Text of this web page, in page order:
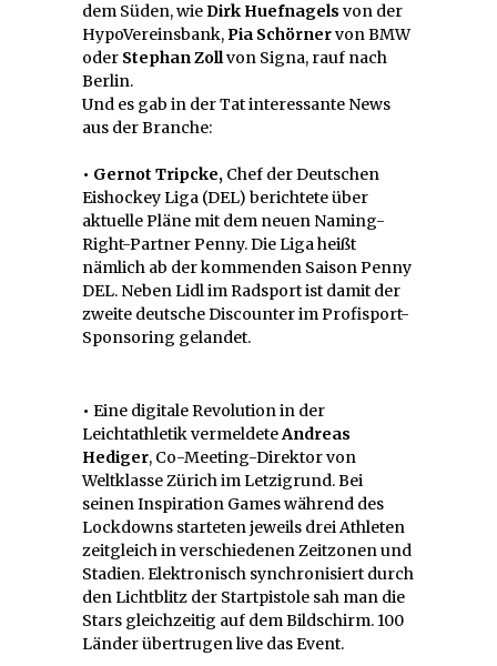
dem Süden, wieDirk Huefnagels von der
HypoVereinsbank,Pia Schörnervon BMW
oder Stephan Zollvon Signa, rauf nach
Berlin.
Und es gab in der Tat interessante News
aus der Branche:
• Gernot Tripcke, Chef der Deutschen
Eishockey Liga (DEL) berichtete über
aktuelle Pläne mit dem neuen Naming-
Right-Partner Penny. Die Liga heißt
nämlich ab der kommenden Saison Penny
DEL. Neben Lidl im Radsport ist damit der
zweite deutsche Discounter im Profisport-
Sponsoring gelandet.
• Eine digitale Revolution in der
Leichtathletik vermeldeteAndreas
Hediger, Co-Meeting-Direktor von
Weltklasse Zürich im Letzigrund. Bei
seinen Inspiration Games während des
Lockdowns starteten jeweils drei Athleten
zeitgleich in verschiedenen Zeitzonen und
Stadien. Elektronisch synchronisiert durch
den Lichtblitz der Startpistole sah man die
Stars gleichzeitig auf dem Bildschirm. 100
Länder übertrugen live das Event.